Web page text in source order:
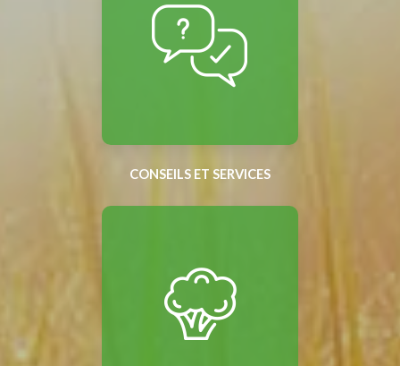
CONSEILS ET SERVICES